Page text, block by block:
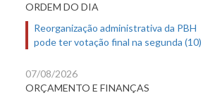
ORDEM DO DIA
Reorganização administrativa da PBH
pode ter votação final na segunda (10)
07/08/2026
ORÇAMENTO E FINANÇAS